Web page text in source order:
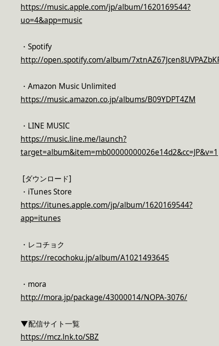
https://music.apple.com/jp/album/1620169544?
uo=4&app=music
・Spotify
http://open.spotify.com/album/
・Amazon Music Unlimited
https://music.amazon.co.jp/albums/B09YDPT4ZM
・LINE MUSIC
https://music.line.me/launch?
target=album&item=mb00000000026e14d2&cc=JP&v=1
[ダウンロード]
・iTunes Store
https://itunes.apple.com/jp/album/1620169544?
app=itunes
・レコチョク
https://recochoku.jp/album/A1021493645
・mora
http://mora.jp/package/43000014/NOPA-3076/
▼配信サイト一覧
https://mcz.lnk.to/SBZ